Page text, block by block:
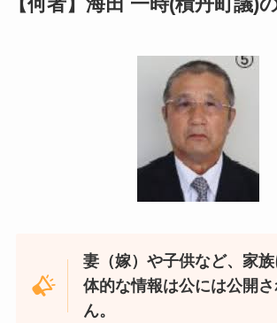
妻（嫁）や子供など、家
体的な情報は公には公開
ん。